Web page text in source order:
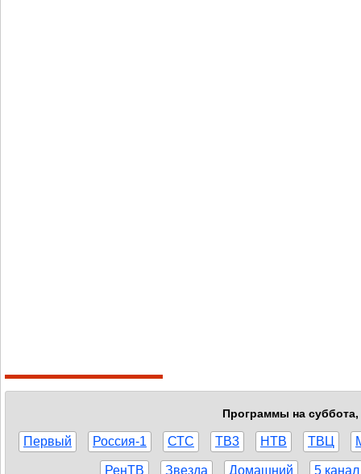
Программы на суббота,
Первый Россия-1 СТС ТВ3 НТВ ТВЦ
РенТВ Звезда Домашний 5 канал